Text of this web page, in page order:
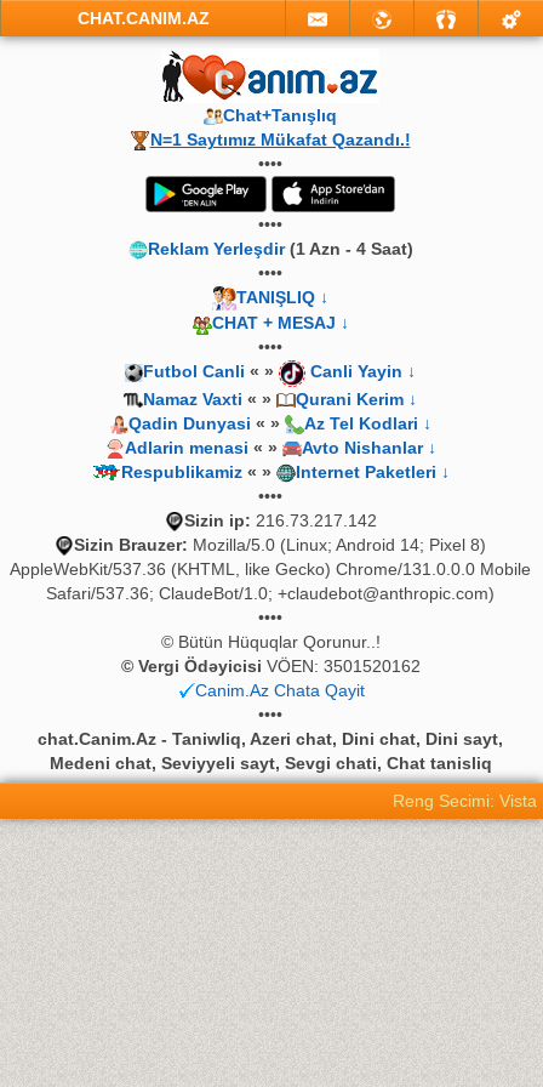
CHAT.CANIM.AZ
Chat+Tanışlıq
N=1 Saytımız Mükafat Qazandı.!
••••
••••
Reklam Yerleşdir(1 Azn - 4 Saat)
••••
TANIŞLIQ ↓
CHAT + MESAJ ↓
••••
Futbol Canli « »
Canli Yayin ↓
Namaz Vaxti « »
Qurani Kerim ↓
Qadin Dunyasi « »
Az Tel Kodlari ↓
Adlarin menasi « »
Avto Nishanlar ↓
Respublikamiz« »
Internet Paketleri ↓
••••
Sizin ip: 216.73.217.142
Sizin Brauzer: Mozilla/5.0 (Linux; Android 14; Pixel 8)
AppleWebKit/537.36 (KHTML, like Gecko) Chrome/131.0.0.0 Mobile
Safari/537.36; ClaudeBot/1.0; +claudebot@anthropic.com)
••••
© Bütün Hüquqlar Qorunur..!
© Vergi Ödəyicisi VÖEN: 3501520162
Canim.Az Chata Qayit
••••
chat.Canim.Az - Taniwliq, Azeri chat, Dini chat, Dini sayt,
Medeni chat, Seviyyeli sayt, Sevgi chati, Chat tanisliq
Reng Secimi: Vista